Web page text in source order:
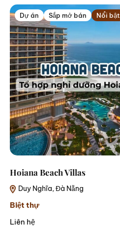
Dự án Sắp mở bán Nổi bật
Hoiana Beach Villas
Duy Nghĩa, Đà Nẵng
Biệt thự
Liên hệ